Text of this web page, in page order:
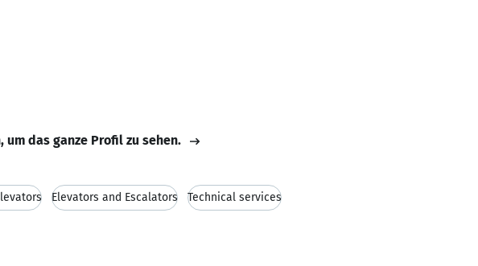
um das ganze Profil zu sehen.
Elevators and Escalators Technical services